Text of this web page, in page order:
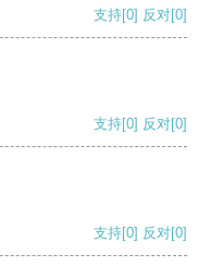
支持[0] 反对[0]
支持[0] 反对[0]
支持[0] 反对[0]